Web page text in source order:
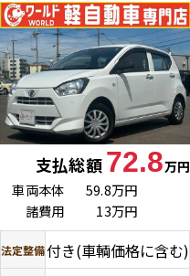
支払総額 72.8万円
車両本体
59.8万円
諸費用
13万円
法定整備付き(車輌価格に含む)